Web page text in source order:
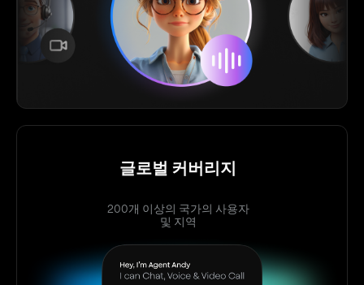
글로벌 커버리지
200개 이상의 국가의 사용자
및 지역